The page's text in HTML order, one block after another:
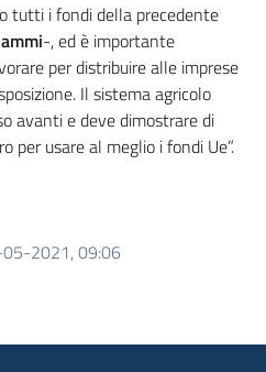
tutti i fondi della precedente
-, ed è importante
per distribuire alle imprese
Il sistema agricolo
avanti e deve dimostrare di
per usare al meglio i fondi Ue”.
2021, 09:06